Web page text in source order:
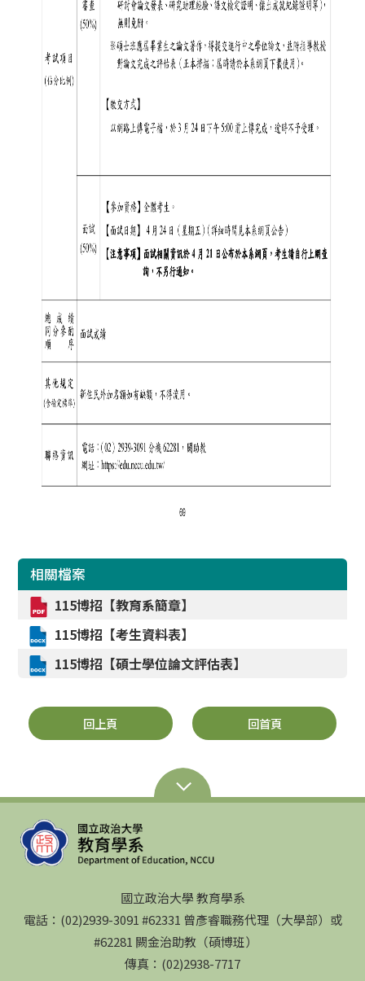
相關檔案
115博招【教育系簡章】
115博招【考生資料表】
115博招【碩士學位論文評估表】
回上頁 回首頁
國立政治大學 教育學系
電話：(02)2939-3091 #62331 曾彥睿職務代理（大學部）或
#62281 闕金治助教（碩博班）
傳真：(02)2938-7717